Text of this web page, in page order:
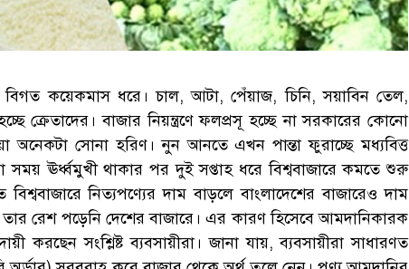
বিগত কয়েকমাস ধরে। চাল, আটা, পেঁয়াজ, চিনি, সয়াবিন তেল,
ক্রেতাদের। বাজার নিয়ন্ত্রণে ফলপ্রসূ হচ্ছে না সরকারের কোনো
অনেকটা সোনা হরিণ। নুন আনতে এখন পান্তা ফুরাচ্ছে মধ্যবিত্ত
সময় ঊর্ধ্বমুখী থাকার পর দুই সপ্তাহ ধরে বিশ্ববাজারে কমতে শুরু
নিত্যপণ্যের দাম বাড়লে বাংলাদেশের বাজারেও দাম
রেশ পড়েনি দেশের বাজারে। এর কারণ হিসেবে আমদানিকারক
করছেন সংশ্লিষ্ট ব্যবসায়ীরা। জানা যায়, ব্যবসায়ীরা সাধারণত